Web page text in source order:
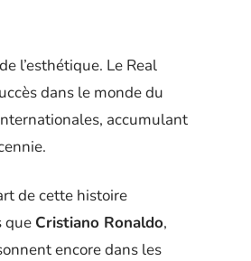
l’esthétique. Le Real
dans le monde du
accumulant
de cette histoire
que Cristiano Ronaldo,
encore dans les